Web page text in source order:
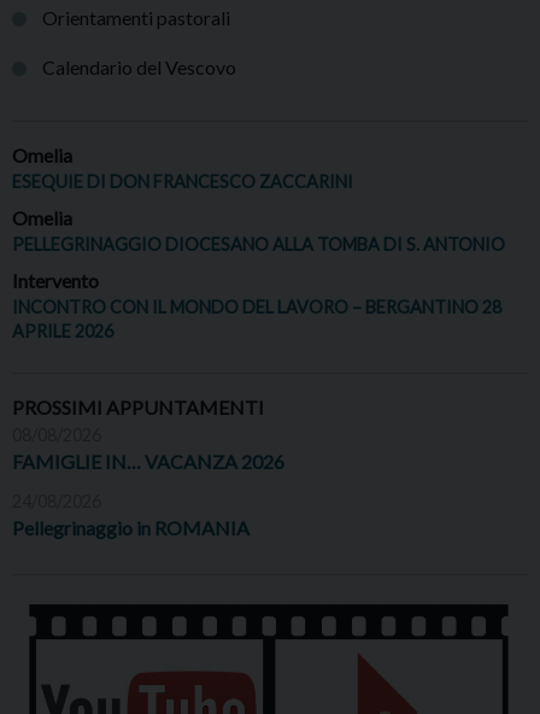
Orientamenti pastorali
Calendario del Vescovo
Omelia
ESEQUIE DI DON FRANCESCO ZACCARINI
Omelia
PELLEGRINAGGIO DIOCESANO ALLA TOMBA DI S. ANTONIO
Intervento
INCONTRO CON IL MONDO DEL LAVORO – BERGANTINO 28
APRILE 2026
PROSSIMI APPUNTAMENTI
FAMIGLIE IN… VACANZA 2026
Pellegrinaggio in ROMANIA